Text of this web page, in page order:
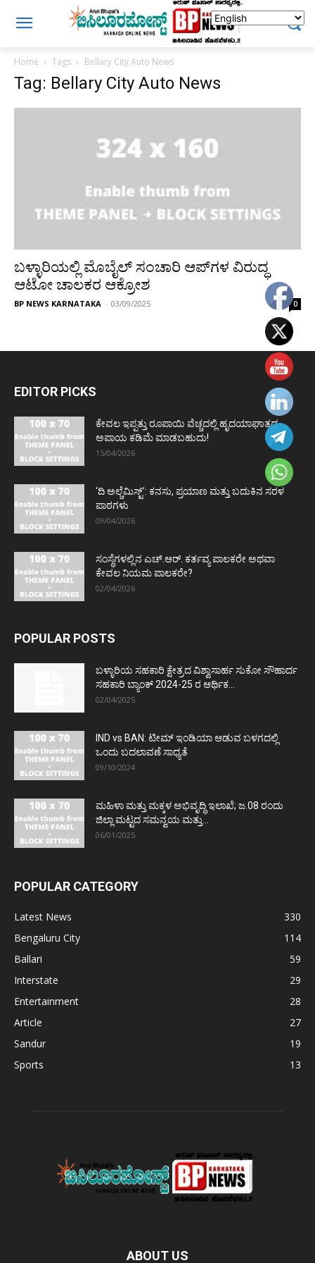
Home Tags Bellary City Auto News
Tag: Bellary City Auto News
ಬಳ್ಳಾರಿಯಲ್ಲಿ ಮೊಬೈಲ್ ಸಂಚಾರಿ ಆಪ್‌ಗಳ ವಿರುದ್ಧ
ಆಟೋ ಚಾಲಕರ ಆಕ್ರೋಶ
BP NEWS KARNATAKA - 03/09/2025 0
EDITOR PICKS
ಕೇವಲ ಇಪ್ಪತ್ತು ರೂಪಾಯಿ ವೆಚ್ಚದಲ್ಲಿ ಹೃದಯಾಘಾತದ
ಅಪಾಯ ಕಡಿಮೆ ಮಾಡಬಹುದು!
15/04/2026
‘ದಿ ಅಲ್ಚೆಮಿಸ್ಟ್’: ಕನಸು, ಪ್ರಯಾಣ ಮತ್ತು ಬದುಕಿನ ಸರಳ
ಪಾಠಗಳು
09/04/2026
ಸಂಸ್ಥೆಗಳಲ್ಲಿನ ಎಚ್.ಆರ್. ಕರ್ತವ್ಯ ಪಾಲಕರೇ ಅಥವಾ
ಕೇವಲ ನಿಯಮ ಪಾಲಕರೇ?
02/04/2026
POPULAR POSTS
ಬಳ್ಳಾರಿಯ ಸಹಕಾರಿ ಕ್ಷೇತ್ರದ ವಿಶ್ವಾಸಾರ್ಹ ಸುಕೋ ಸೌಹಾರ್ದ
ಸಹಕಾರಿ ಬ್ಯಾಂಕ್ 2024-25 ರ ಆರ್ಥಿಕ...
02/04/2025
IND vs BAN: ಟೀಮ್ ಇಂಡಿಯಾ ಆಡುವ ಬಳಗದಲ್ಲಿ
ಒಂದು ಬದಲಾವಣೆ ಸಾಧ್ಯತೆ
09/10/2024
ಮಹಿಳಾ ಮತ್ತು ಮಕ್ಕಳ ಅಭಿವೃದ್ಧಿ ಇಲಾಖೆ; ಜ.08 ರಂದು
ಜಿಲ್ಲಾ ಮಟ್ಟದ ಸಮನ್ವಯ ಮತ್ತು...
06/01/2025
POPULAR CATEGORY
Latest News
330
Bengaluru City
114
Ballari
59
Interstate
29
Entertainment
28
Article
27
Sandur
19
Sports
13
ABOUT US